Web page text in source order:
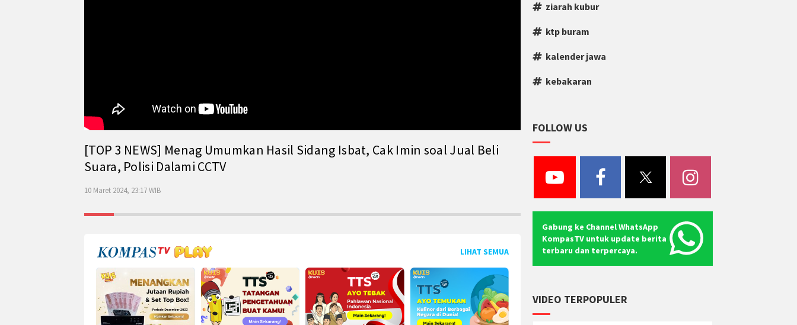
[TOP 3 NEWS] Menag Umumkan Hasil Sidang Isbat, Cak Imin soal Jual Beli
Suara, Polisi Dalami CCTV
10 Maret 2024, 23:17 WIB
LIHAT SEMUA
ziarah kubur
ktp buram
kalender jawa
kebakaran
FOLLOW US
Gabung ke Channel WhatsApp
KompasTV untuk update berita
terbaru dan terpercaya.
VIDEO TERPOPULER